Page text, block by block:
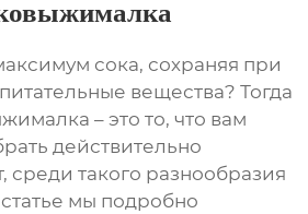
сока, сохраняя при
вещества? Тогда
– это то, что вам
действительно
среди такого разнообразия
мы подробно